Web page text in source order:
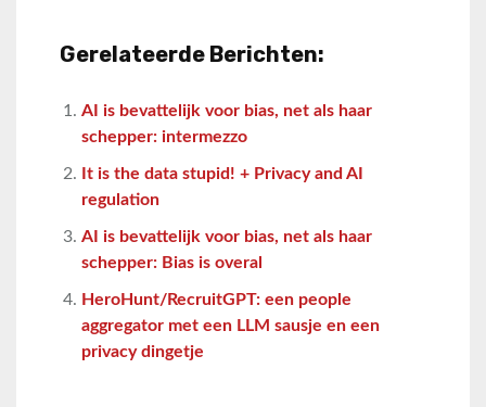
Gerelateerde Berichten:
AI is bevattelijk voor bias, net als haar
schepper: intermezzo
It is the data stupid! + Privacy and AI
regulation
AI is bevattelijk voor bias, net als haar
schepper: Bias is overal
HeroHunt/RecruitGPT: een people
aggregator met een LLM sausje en een
privacy dingetje